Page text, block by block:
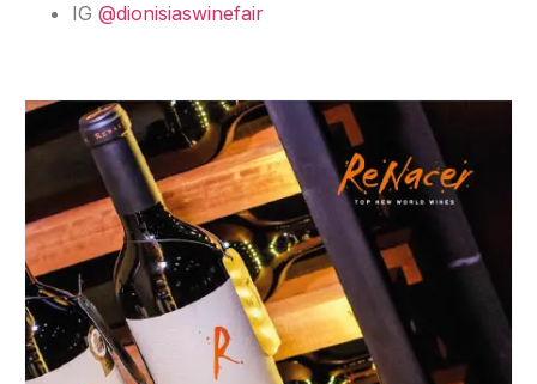
IG @dionisiaswinefair